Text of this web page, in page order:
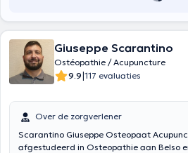
Giuseppe Scarantino
Ostéopathie / Acupuncture
9.9|117 evaluaties
Over de zorgverlener
Scarantino Giuseppe Osteopaat
afgestudeerd in Osteopathie aan Belso